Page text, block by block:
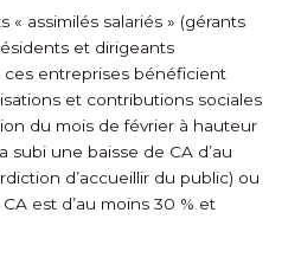
« assimilés salariés » (gérants
et dirigeants
ces entreprises bénéficient
et contributions sociales
du mois de février à hauteur
subi une baisse de CA d’au
d’accueillir du public) ou
est d’au moins 30 % et